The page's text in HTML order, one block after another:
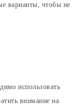
варианты, чтобы не
использовать
внимание на